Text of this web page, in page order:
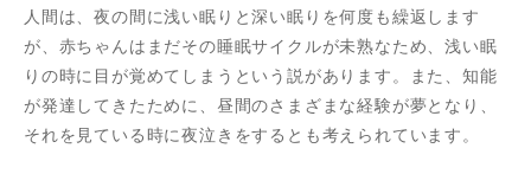
人間は、夜の間に浅い眠りと深い眠りを何度も繰返します
が、赤ちゃんはまだその睡眠サイクルが未熟なため、浅い眠
りの時に目が覚めてしまうという説があります。また、知能
が発達してきたために、昼間のさまざまな経験が夢となり、
それを見ている時に夜泣きをするとも考えられています。